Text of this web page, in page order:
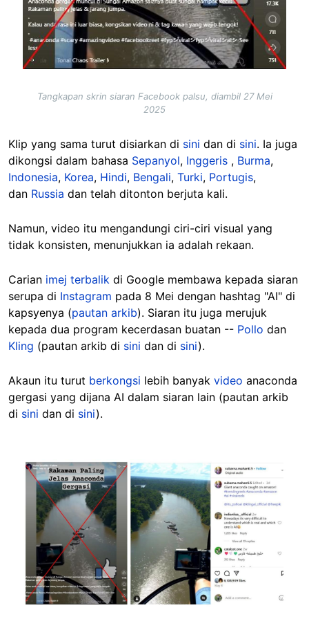
Tangkapan skrin siaran Facebook palsu, diambil 27 Mei
2025
Klip yang sama turut disiarkan di sini dan di sini. Ia juga
dikongsi dalam bahasa Sepanyol, Inggeris , Burma,
Indonesia, Korea, Hindi, Bengali, Turki, Portugis,
dan Russia dan telah ditonton berjuta kali.
Namun, video itu mengandungi ciri-ciri visual yang
tidak konsisten, menunjukkan ia adalah rekaan.
Carian imej terbalik di Google membawa kepada siaran
serupa di Instagram pada 8 Mei dengan hashtag "AI" di
kapsyenya (pautan arkib). Siaran itu juga merujuk
kepada dua program kecerdasan buatan -- Pollo dan
Kling (pautan arkib di sini dan di sini).
Akaun itu turut berkongsi lebih banyak video anaconda
gergasi yang dijana AI dalam siaran lain (pautan arkib
di sini dan di sini).
Image